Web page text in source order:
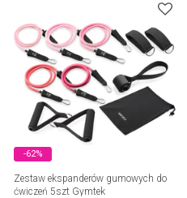
-62%
Zestaw ekspanderów gumowych do
ćwiczeń 5szt Gymtek